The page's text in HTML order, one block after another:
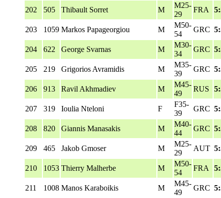
202 505 Thibault Sorret M
M25-
29
FRA
203 1059 Markos Papageorgiou M
M50-
54
GRC
204 622 George Svarnas M
M30-
34
GRC
205 219 Grigorios Avramidis M
M35-
39
GRC
206 913 Ravil Akhmadiev M
M45-
49
RUS
207 319 Ioulia Nteloni F
F35-
39
GRC
208 820 Giannis Manasakis M
M40-
44
GRC
209 465 Jakob Gmoser M
M25-
29
AUT
210 1053 Thierry Malherbe M
M50-
54
FRA
211 1008 Manos Karaboikis M
M45-
49
GRC